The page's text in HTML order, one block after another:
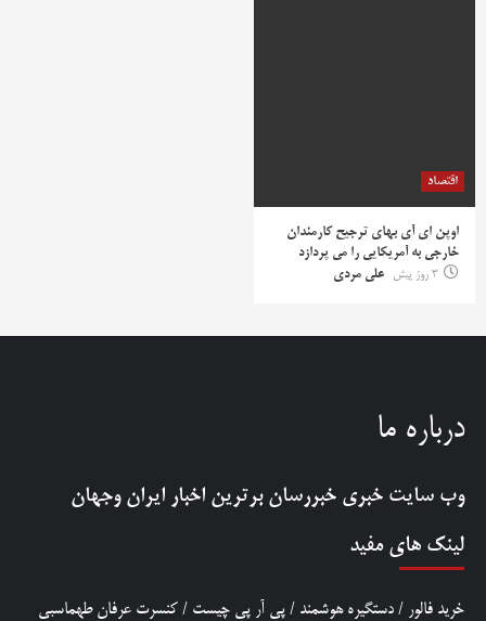
اقتصاد
اوپن ای آی بهای ترجیح کارمندان
خارجی به آمریکایی را می پردازد
3 روز پیش
علی مردی
درباره ما
وب سایت خبری خبررسان برترین اخبار ایران وجهان
لینک های مفید
خرید فالور / دستگیره هوشمند / پی آر پی چیست / کنسرت عرفان طهماسبی